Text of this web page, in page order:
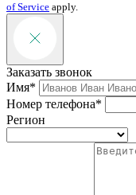
of Service apply.
Заказать звонок
Имя*
Номер телефона*
Регион